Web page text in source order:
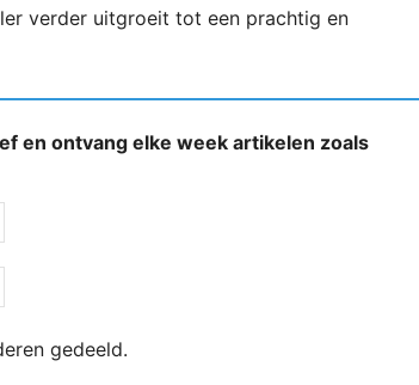
verder uitgroeit tot een prachtig en
en ontvang elke week artikelen zoals
gedeeld.